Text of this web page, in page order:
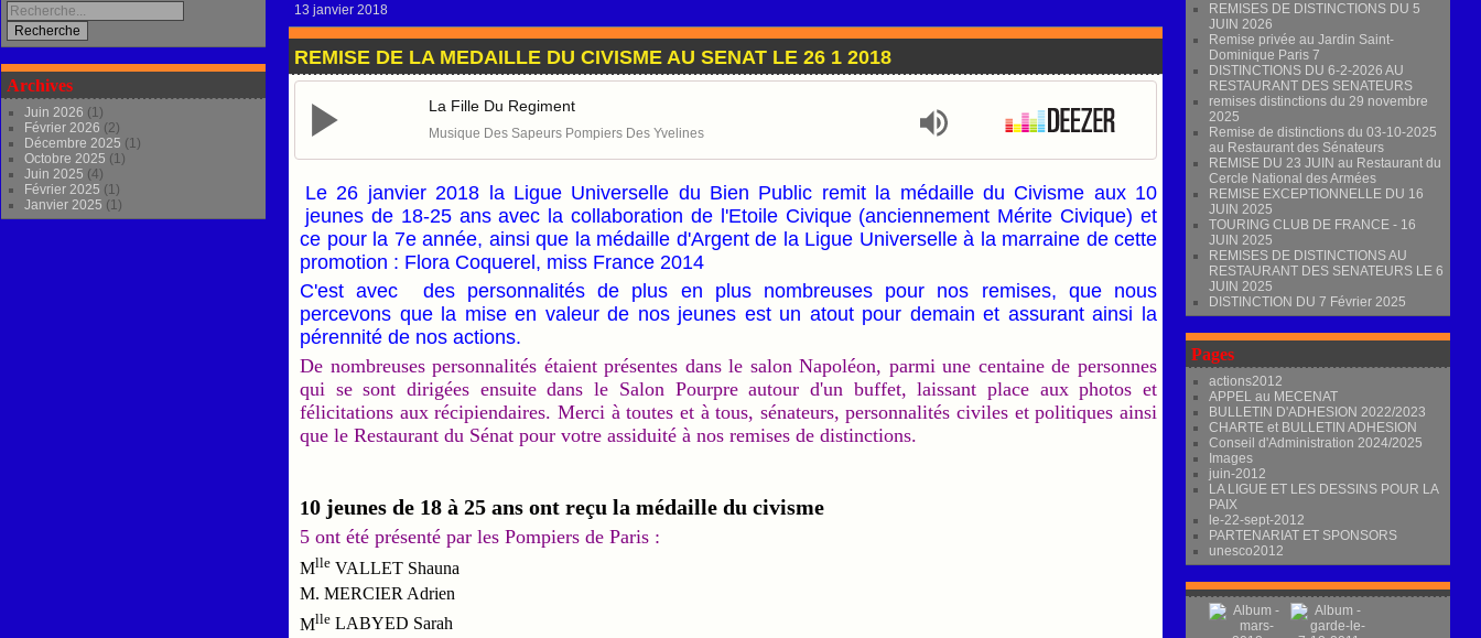
Archives
Juin 2026 (1)
Février 2026 (2)
Décembre 2025 (1)
Octobre 2025 (1)
Juin 2025 (4)
Février 2025 (1)
Janvier 2025 (1)
13 janvier 2018
REMISE DE LA MEDAILLE DU CIVISME AU SENAT LE 26 1 2018
La Fille Du Regiment
Musique Des Sapeurs Pompiers Des Yvelines
Le 26 janvier 2018 la Ligue Universelle du Bien Public remit la médaille du Civisme aux 10
jeunes de 18-25 ans avec la collaboration de l'Etoile Civique (anciennement Mérite Civique) et
ce pour la 7e année, ainsi que la médaille d'Argent de la Ligue Universelle à la marraine de cette
promotion : Flora Coquerel, miss France 2014
C'est avec des personnalités de plus en plus nombreuses pour nos remises, que nous
percevons que la mise en valeur de nos jeunes est un atout pour demain et assurant ainsi la
pérennité de nos actions.
De nombreuses personnalités étaient présentes dans le salon Napoléon, parmi une centaine de personnes
qui se sont dirigées ensuite dans le Salon Pourpre autour d'un buffet, laissant place aux photos et
félicitations aux récipiendaires. Merci à toutes et à tous, sénateurs, personnalités civiles et politiques ainsi
que le Restaurant du Sénat pour votre assiduité à nos remises de distinctions.
10 jeunes de 18 à 25 ans ont reçu la médaille du civisme
5 ont été présenté par les Pompiers de Paris :
Mlle VALLET Shauna
M. MERCIER Adrien
Mlle LABYED Sarah
REMISES DE DISTINCTIONS DU 5
JUIN 2026
Remise privée au Jardin Saint-
Dominique Paris 7
DISTINCTIONS DU 6-2-2026 AU
RESTAURANT DES SENATEURS
remises distinctions du 29 novembre
2025
Remise de distinctions du 03-10-2025
au Restaurant des Sénateurs
REMISE DU 23 JUIN au Restaurant du
Cercle National des Armées
REMISE EXCEPTIONNELLE DU 16
JUIN 2025
TOURING CLUB DE FRANCE - 16
JUIN 2025
REMISES DE DISTINCTIONS AU
RESTAURANT DES SENATEURS LE 6
JUIN 2025
DISTINCTION DU 7 Février 2025
Pages
actions2012
APPEL au MECENAT
BULLETIN D'ADHESION 2022/2023
CHARTE et BULLETIN ADHESION
Conseil d'Administration 2024/2025
Images
juin-2012
LA LIGUE ET LES DESSINS POUR LA
PAIX
le-22-sept-2012
PARTENARIAT ET SPONSORS
unesco2012